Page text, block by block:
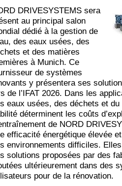
DRIVESYSTEMS sera
au principal salon
dédié à la gestion de
des eaux usées, des
et des matières
à Munich. Ce
de systèmes
y présentera ses
de l’IFAT 2026. Dans les
eaux usées, des déchets et
déterminent les coûts
de NORD
efficacité énergétique élevée
environnements difficiles.
solutions proposées par des
ultérieurement dans des
pour de la rénovation.